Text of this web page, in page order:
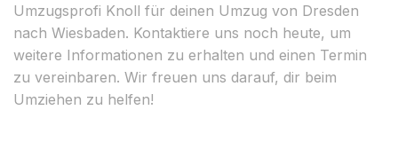
Umzugsprofi Knoll für deinen Umzug von Dresden
nach Wiesbaden. Kontaktiere uns noch heute, um
weitere Informationen zu erhalten und einen Termin
zu vereinbaren. Wir freuen uns darauf, dir beim
Umziehen zu helfen!